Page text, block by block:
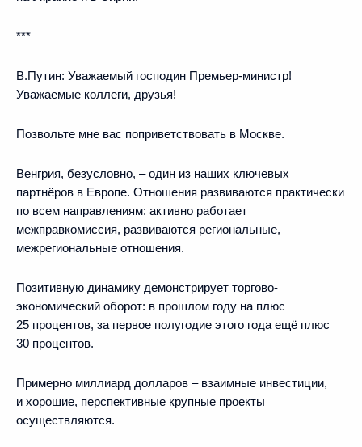
***
В.Путин: Уважаемый господин Премьер-министр!
Уважаемые коллеги, друзья!
Позвольте мне вас поприветствовать в Москве.
Венгрия, безусловно, – один из наших ключевых
партнёров в Европе. Отношения развиваются практически
по всем направлениям: активно работает
межправкомиссия, развиваются региональные,
межрегиональные отношения.
Позитивную динамику демонстрирует торгово-
экономический оборот: в прошлом году на плюс
25 процентов, за первое полугодие этого года ещё плюс
30 процентов.
Примерно миллиард долларов – взаимные инвестиции,
и хорошие, перспективные крупные проекты
осуществляются.